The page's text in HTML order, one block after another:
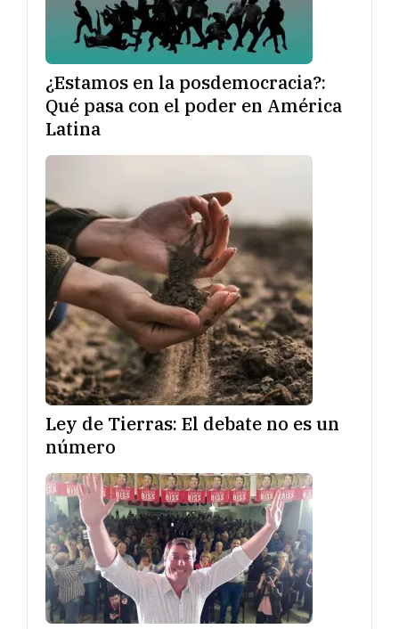
¿Estamos en la posdemocracia?:
Qué pasa con el poder en América
Latina
Ley de Tierras: El debate no es un
número